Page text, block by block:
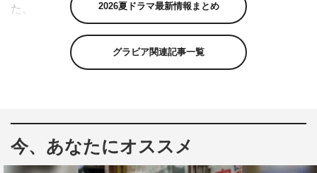
た。
第10話の副音声でガールズトークに花を咲かせた2人
は、“ひじたま”コンビならではのファッションに関する裏
新木優子、中村アンコメント
2026夏ドラマ最新情報まとめ
グラビア関連記事一覧
今、あなたにオススメ